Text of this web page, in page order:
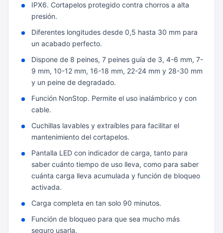
IPX6. Cortapelos protegido contra chorros a alta
presión.
Diferentes longitudes desde 0,5 hasta 30 mm para
un acabado perfecto.
Dispone de 8 peines, 7 peines guía de 3, 4-6 mm, 7-
9 mm, 10-12 mm, 16-18 mm, 22-24 mm y 28-30 mm
y un peine de degradado.
Función NonStop. Permite el uso inalámbrico y con
cable.
Cuchillas lavables y extraíbles para facilitar el
mantenimiento del cortapelos.
Pantalla LED con indicador de carga, tanto para
saber cuánto tiempo de uso lleva, como para saber
cuánta carga lleva acumulada y función de bloqueo
activada.
Carga completa en tan solo 90 minutos.
Función de bloqueo para que sea mucho más
seguro usarla.